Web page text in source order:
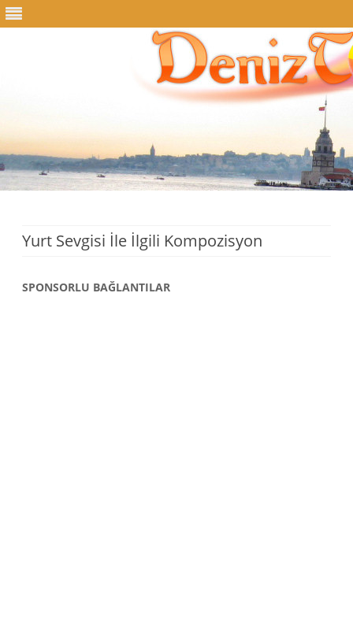
Yurt Sevgisi İle İlgili Kompozisyon
SPONSORLU BAĞLANTILAR